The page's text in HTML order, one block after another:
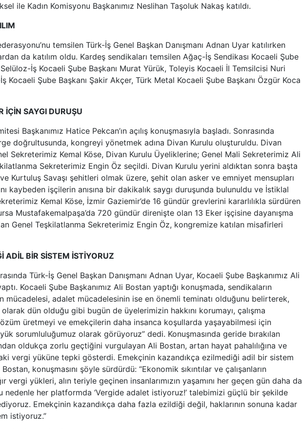
ile Kadın Komisyonu Başkanımız Neslihan Taşoluk Nakaş katıldı.
temsilen Türk-İş Genel Başkan Danışmanı Adnan Uyar katılırken
da katılım oldu. Kardeş sendikaları temsilen Ağaç-İş Sendikası Kocaeli Şube
İş Kocaeli Şube Başkanı Murat Yürük, Toleyis Kocaeli İl Temsilcisi Nuri
Kocaeli Şube Başkanı Şakir Akçer, Türk Metal Kocaeli Şube Başkanı Özgür Koca
İÇİN SAYGI DURUŞU
Başkanımız Hatice Pekcan’ın açılış konuşmasıyla başladı. Sonrasında
doğrultusunda, kongreyi yönetmek adına Divan Kurulu oluşturuldu. Divan
Sekreterimiz Kemal Köse, Divan Kurulu Üyeliklerine; Genel Mali Sekreterimiz Ali
Sekreterimiz Engin Öz seçildi. Divan Kurulu yerini aldıktan sonra başta
Kurtuluş Savaşı şehitleri olmak üzere, şehit olan asker ve emniyet mensupları
kaybeden işçilerin anısına bir dakikalık saygı duruşunda bulunuldu ve İstiklal
Kemal Köse, İzmir Gaziemir’de 16 gündür grevlerini kararlılıkla sürdüren
Mustafakemalpaşa’da 720 gündür direnişte olan 13 Eker işçisine dayanışma
Genel Teşkilatlanma Sekreterimiz Engin Öz, kongremize katılan misafirleri
ADİL BİR SİSTEM İSTİYORUZ
Türk-İş Genel Başkan Danışmanı Adnan Uyar, Kocaeli Şube Başkanımız Ali
Kocaeli Şube Başkanımız Ali Bostan yaptığı konuşmada, sendikaların
mücadelesi, adalet mücadelesinin ise en önemli teminatı olduğunu belirterek,
dün olduğu gibi bugün de üyelerimizin hakkını korumayı, çalışma
üretmeyi ve emekçilerin daha insanca koşullarda yaşayabilmesi için
sorumluluğumuz olarak görüyoruz” dedi. Konuşmasında geride bırakılan
oldukça zorlu geçtiğini vurgulayan Ali Bostan, artan hayat pahalılığına ve
vergi yüküne tepki gösterdi. Emekçinin kazandıkça ezilmediği adil bir sistem
konuşmasını şöyle sürdürdü: “Ekonomik sıkıntılar ve çalışanların
vergi yükleri, alın teriyle geçinen insanlarımızın yaşamını her geçen gün daha da
nedenle her platformda ‘Vergide adalet istiyoruz!’ talebimizi güçlü bir şekilde
Emekçinin kazandıkça daha fazla ezildiği değil, haklarının sonuna kadar
istiyoruz.”